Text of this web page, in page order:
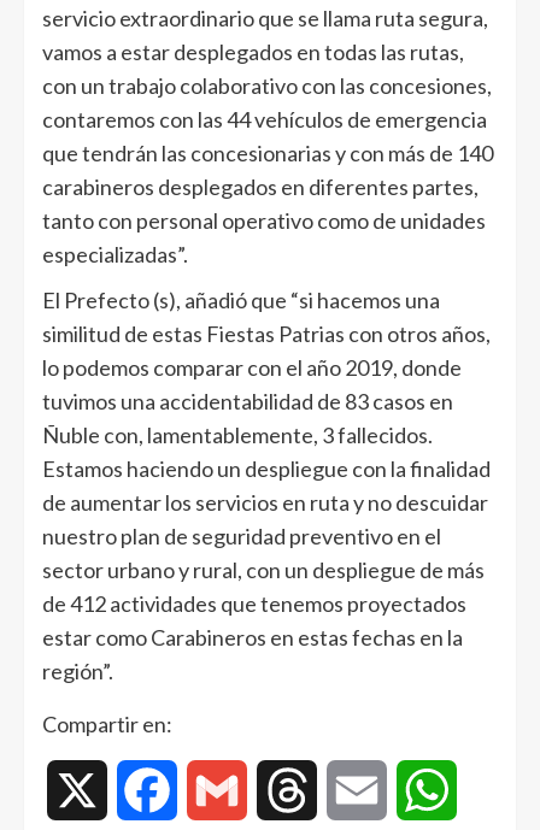
servicio extraordinario que se llama ruta segura,
vamos a estar desplegados en todas las rutas,
con un trabajo colaborativo con las concesiones,
contaremos con las 44 vehículos de emergencia
que tendrán las concesionarias y con más de 140
carabineros desplegados en diferentes partes,
tanto con personal operativo como de unidades
especializadas”.
El Prefecto (s), añadió que “si hacemos una
similitud de estas Fiestas Patrias con otros años,
lo podemos comparar con el año 2019, donde
tuvimos una accidentabilidad de 83 casos en
Ñuble con, lamentablemente, 3 fallecidos.
Estamos haciendo un despliegue con la finalidad
de aumentar los servicios en ruta y no descuidar
nuestro plan de seguridad preventivo en el
sector urbano y rural, con un despliegue de más
de 412 actividades que tenemos proyectados
estar como Carabineros en estas fechas en la
región”.
Compartir en:
Facebook Gmail Threads Email